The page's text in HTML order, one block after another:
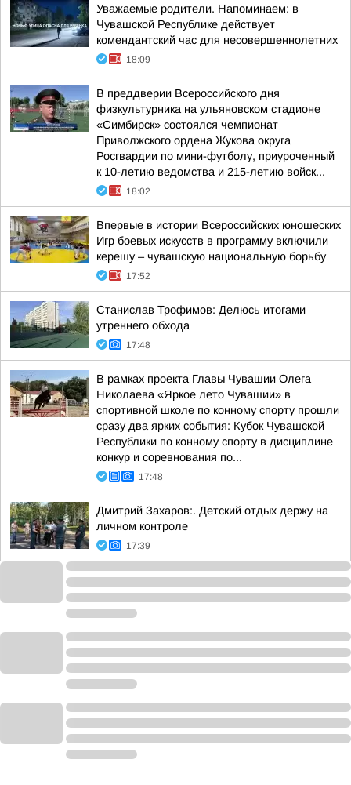
Уважаемые родители. Напоминаем: в
Чувашской Республике действует
комендантский час для несовершеннолетних
18:09
В преддверии Всероссийского дня
физкультурника на ульяновском стадионе
«Симбирск» состоялся чемпионат
Приволжского ордена Жукова округа
Росгвардии по мини-футболу, приуроченный
к 10-летию ведомства и 215-летию войск...
18:02
Впервые в истории Всероссийских юношеских
Игр боевых искусств в программу включили
керешу – чувашскую национальную борьбу
17:52
Станислав Трофимов: Делюсь итогами
утреннего обхода
17:48
В рамках проекта Главы Чувашии Олега
Николаева «Яркое лето Чувашии» в
спортивной школе по конному спорту прошли
сразу два ярких события: Кубок Чувашской
Республики по конному спорту в дисциплине
конкур и соревнования по...
17:48
Дмитрий Захаров:. Детский отдых держу на
личном контроле
17:39